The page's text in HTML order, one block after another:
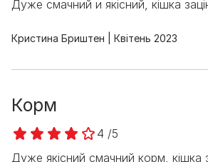
Дуже смачний и якісний, кішка
Кристина Бриштен Квітень 2023
Корм
4 /5
Дуже якісний смачний корм, кішка